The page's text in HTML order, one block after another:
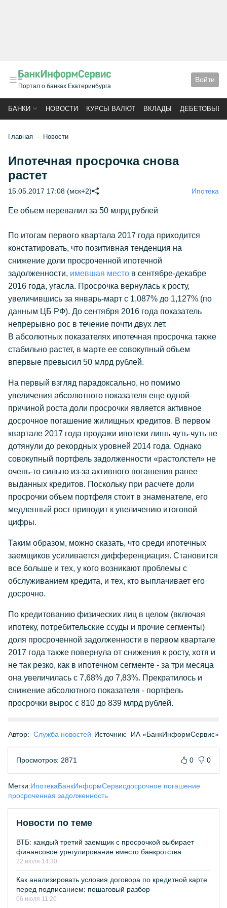
Портал о банках Екатеринбурга
Войти
БАНКИ НОВОСТИ КУРСЫ ВАЛЮТ ВКЛАДЫ ДЕБЕТОВЫЕ
Главная Новости
Ипотечная просрочка снова
растет
15.05.2017 17:08 (мск+2) Ипотека
Ее объем перевалил за 50 млрд рублей
По итогам первого квартала 2017 года приходится
констатировать, что позитивная тенденция на
снижение доли просроченной ипотечной
задолженности, имевшая место в сентябре-декабре
2016 года, угасла. Просрочка вернулась к росту,
увеличившись за январь-март с 1,087% до 1,127% (по
данным ЦБ РФ). До сентября 2016 года показатель
непрерывно рос в течение почти двух лет.
В абсолютных показателях ипотечная просрочка также
стабильно растет, в марте ее совокупный объем
впервые превысил 50 млрд рублей.
На первый взгляд парадоксально, но помимо
увеличения абсолютного показателя еще одной
причиной роста доли просрочки является активное
досрочное погашение жилищных кредитов. В первом
квартале 2017 года продажи ипотеки лишь чуть-чуть не
дотянули до рекордных уровней 2014 года. Однако
совокупный портфель задолженности «растолстел» не
очень-то сильно из-за активного погашения ранее
выданных кредитов. Поскольку при расчете доли
просрочки объем портфеля стоит в знаменателе, его
медленный рост приводит к увеличению итоговой
цифры.
Таким образом, можно сказать, что среди ипотечных
заемщиков усиливается дифференциация. Становится
все больше и тех, у кого возникают проблемы с
обслуживанием кредита, и тех, кто выплачивает его
досрочно.
По кредитованию физических лиц в целом (включая
ипотеку, потребительские ссуды и прочие сегменты)
доля просроченной задолженности в первом квартале
2017 года также повернула от снижения к росту, хотя и
не так резко, как в ипотечном сегменте - за три месяца
она увеличилась с 7,68% до 7,83%. Прекратилось и
снижение абсолютного показателя - портфель
просрочки вырос с 810 до 839 млрд рублей.
Автор: Служба новостей Источник: ИА «БанкИнформСервис»
Просмотров: 2871 0 0
Метки:ИпотекаБанкИнформСервисдосрочное погашение
просроченная задолженность
Новости по теме
ВТБ: каждый третий заемщик с просрочкой выбирает
финансовое урегулирование вместо банкротства
22 июля 14:30
Как анализировать условия договора по кредитной карте
перед подписанием: пошаговый разбор
06 июля 11:20